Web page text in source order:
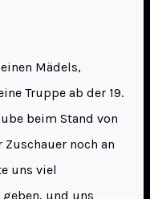
Mädels,
Truppe ab der 19.
beim Stand von
Zuschauer noch an
uns viel
und uns